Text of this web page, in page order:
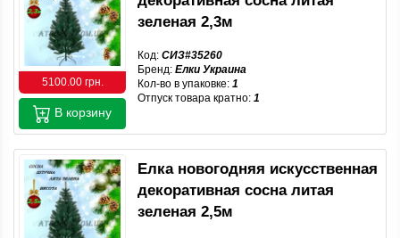
5100.00 грн.
зеленая 2,3м
Код: СИЗ#35260
Бренд: Елки Украина
Кол-во в упаковке: 1
Отпуск товара кратно: 1
В корзину
Елка новогодняя искусственная
декоративная сосна литая
зеленая 2,5м